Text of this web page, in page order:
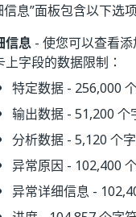
息”面板包含以下选
信息 - 使您可以查看
上字段的数据限制：
特定数据 - 256,000
输出数据 - 51,200 个
分析数据 - 5,120 个
异常原因 - 102,400
异常详细信息 -